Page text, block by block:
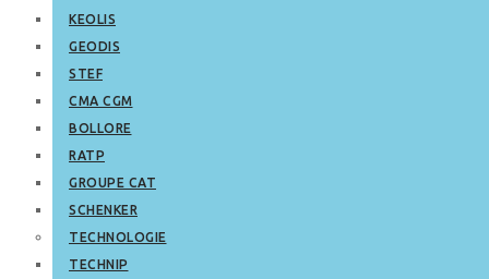
KEOLIS
GEODIS
STEF
CMA CGM
BOLLORE
RATP
GROUPE CAT
SCHENKER
TECHNOLOGIE
TECHNIP